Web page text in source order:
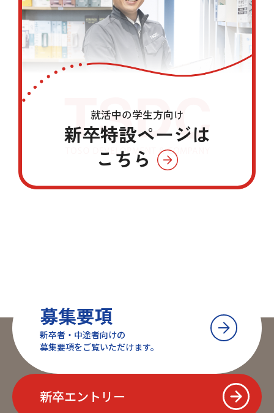
就活中の学生方向け
新卒特設ページは
こちら
募集要項
新卒者・中途者向けの
募集要項をご覧いただけます。
新卒エントリー